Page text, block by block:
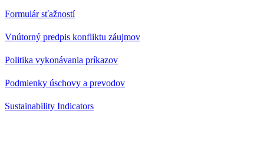
Formulár sťažností
Vnútorný predpis konfliktu záujmov
Politika vykonávania príkazov
Podmienky úschovy a prevodov
Sustainability Indicators